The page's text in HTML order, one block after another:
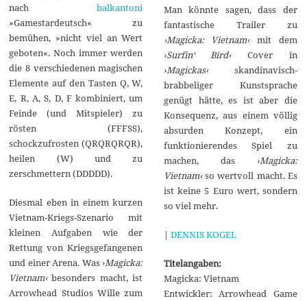
nachbalkantoni
»Gamestardeutsch« zu
bemühen, »nicht viel an Wert
geboten«. Noch immer werden
die 8 verschiedenen magischen
Elemente auf den Tasten Q, W,
E, R, A, S, D, F kombiniert, um
Feinde (und Mitspieler) zu
rösten (FFFSS),
schockzufrosten (QRQRQRQR),
heilen (W) und zu
zerschmettern (DDDDD).
Diesmal eben in einem kurzen
Vietnam-Kriegs-Szenario mit
kleinen Aufgaben wie der
Rettung von Kriegsgefangenen
und einer Arena. Was ›Magicka:
Vietnam‹besonders macht, ist
Arrowhead Studios Wille zum
Man könnte sagen, dass der
fantastische Trailer zu
›Magicka: Vietnam‹mit dem
›Surfin‘ Bird‹Cover in
›Magickas‹ skandinavisch-
brabbeliger Kunstsprache
genügt hätte, es ist aber die
Konsequenz, aus einem völlig
absurden Konzept, ein
funktionierendes Spiel zu
machen, das ›Magicka:
Vietnam‹so wertvoll macht. Es
ist keine 5 Euro wert, sondern
so viel mehr.
| DENNIS KOGEL
Titelangaben:
Magicka: Vietnam
Entwickler: Arrowhead Game